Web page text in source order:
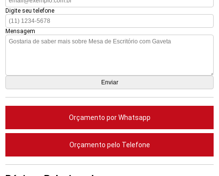
Digite seu telefone
Mensagem
Orçamento por Whatsapp
Orçamento pelo Telefone